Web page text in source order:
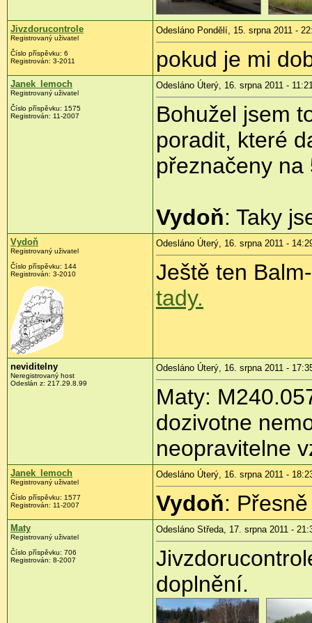
Jivzdorucontrole
Registrovaný uživatel
Číslo příspěvku: 6
Registrován: 3-2011
Odesláno Pondělí, 15. srpna 2011 -
pokud je mi
Janek_lemoch
Registrovaný uživatel
Číslo příspěvku: 1575
Registrován: 11-2007
Odesláno Úterý, 16. srpna 2011 -
Bohužel jsem
poradit, které
přeznačeny
Vydoň: Taky
Vydoň
Registrovaný uživatel
Číslo příspěvku: 144
Registrován: 3-2010
Odesláno Úterý, 16. srpna 2011 -
Ještě ten
tady.
neviditelny
Neregistrovaný host
Odeslán z: 217.29.8.99
Odesláno Úterý, 16. srpna 2011 -
Maty:
dozivotne
neopravitelne
Janek_lemoch
Registrovaný uživatel
Číslo příspěvku: 1577
Registrován: 11-2007
Odesláno Úterý, 16. srpna 2011 -
Vydoň:
Maty
Registrovaný uživatel
Číslo příspěvku: 706
Registrován: 8-2007
Odesláno Středa, 17. srpna 2011 -
doplnění.